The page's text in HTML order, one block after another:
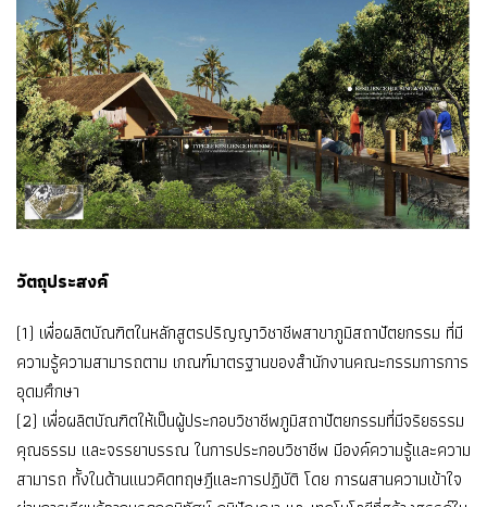
วัตถุประสงค์
(1) เพื่อผลิตบัณฑิตในหลักสูตรปริญญาวิชาชีพสาขาภูมิสถาปัตยกรรม ที่มี
ความรู้ความสามารถตาม เกณฑ์มาตรฐานของสำนักงานคณะกรรมการการ
อุดมศึกษา
(2) เพื่อผลิตบัณฑิตให้เป็นผู้ประกอบวิชาชีพภูมิสถาปัตยกรรมที่มีจริยธรรม
คุณธรรม และจรรยาบรรณ ในการประกอบวิชาชีพ มีองค์ความรู้และความ
สามารถ ทั้งในด้านแนวคิดทฤษฎีและการปฏิบัติ โดย การผสานความเข้าใจ